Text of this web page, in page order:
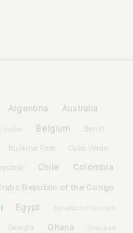
Argentina Australia
Belgium Benin
Burkina Faso Cabo Verde
Chile Colombia
Republic of the Congo
Egypt Equatorial Guinea
Georgia Ghana Grenada